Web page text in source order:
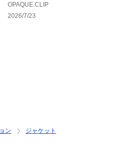
OPAQUE.CLIP
2026/7/23
ン
ジャケット